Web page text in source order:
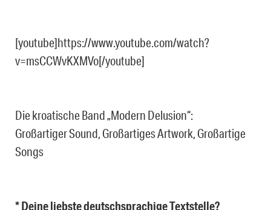
[youtube]https://www.youtube.com/watch?
v=msCCWvKXMVo[/youtube]
Die kroatische Band „Modern Delusion“:
Großartiger Sound, Großartiges Artwork, Großartige
Songs
* Deine liebste deutschsprachige Textstelle?